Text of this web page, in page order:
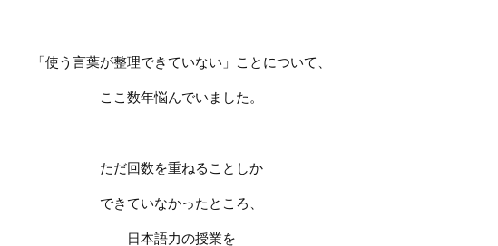
「使う言葉が整理できていない」ことについて、
ここ数年悩んでいました。
ただ回数を重ねることしか
できていなかったところ、
日本語力の授業を